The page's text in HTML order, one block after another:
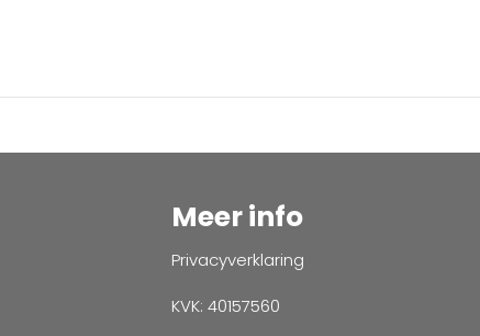
Meer info
Privacyverklaring
KVK: 40157560